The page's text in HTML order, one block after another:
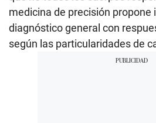
medicina de precisión propone
diagnóstico general con
según las particularidades de